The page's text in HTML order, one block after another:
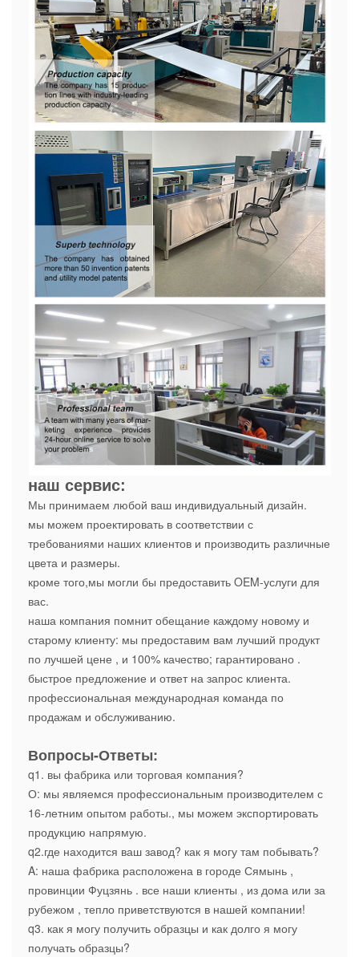
наш сервис:
Мы принимаем любой ваш индивидуальный дизайн.
мы можем проектировать в соответствии с
требованиями наших клиентов и производить различные
цвета и размеры.
кроме того,мы могли бы предоставить OEM-услуги для
вас.
наша компания помнит обещание каждому новому и
старому клиенту: мы предоставим вам лучший продукт
по лучшей цене , и 100% качество; гарантировано .
быстрое предложение и ответ на запрос клиента.
профессиональная международная команда по
продажам и обслуживанию.
Вопросы-Ответы:
q1. вы фабрика или торговая компания?
О: мы являемся профессиональным производителем с
16-летним опытом работы., мы можем экспортировать
продукцию напрямую.
q2.где находится ваш завод? как я могу там побывать?
A: наша фабрика расположена в городе Сямынь ,
провинции Фуцзянь . все наши клиенты , из дома или за
рубежом , тепло приветствуются в нашей компании!
q3. как я могу получить образцы и как долго я могу
получать образцы?